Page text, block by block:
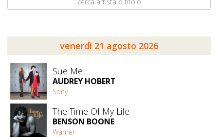
venerdì 21 agosto 2026
Sue Me
AUDREY HOBERT
Sony
The Time Of My Life
BENSON BOONE
Warner